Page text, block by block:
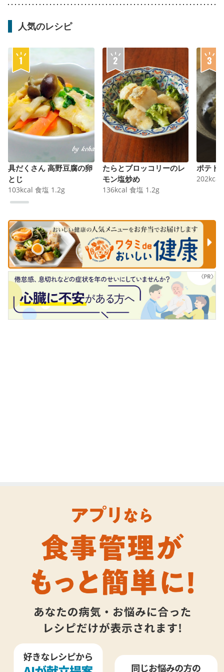
人気のレシピ
具だくさん 高野豆腐の卵
とじ
103kcal 食塩 1.2g
たらとブロッコリーのレ
モン塩炒め
136kcal 食塩 1.2g
ポテト
202kcal